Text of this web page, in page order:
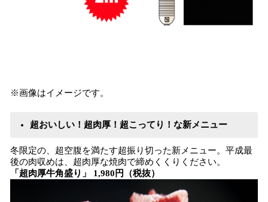
※画像はイメージです。
超おいしい！超肉厚！超こってり！な新メニュー
冬限定の、超空腹を満たす超振り切った新メニュー。平成最
後の肉収めは、超肉厚な焼肉で締めくくりください。
「超肉厚牛角盛り」 1,980円（税抜）